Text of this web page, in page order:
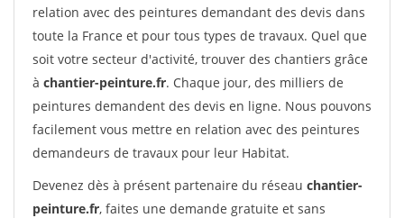
relation avec des peintures demandant des devis dans
toute la France et pour tous types de travaux. Quel que
soit votre secteur d'activité, trouver des chantiers grâce
à chantier-peinture.fr. Chaque jour, des milliers de
peintures demandent des devis en ligne. Nous pouvons
facilement vous mettre en relation avec des peintures
demandeurs de travaux pour leur Habitat.
Devenez dès à présent partenaire du réseau chantier-
peinture.fr, faites une demande gratuite et sans